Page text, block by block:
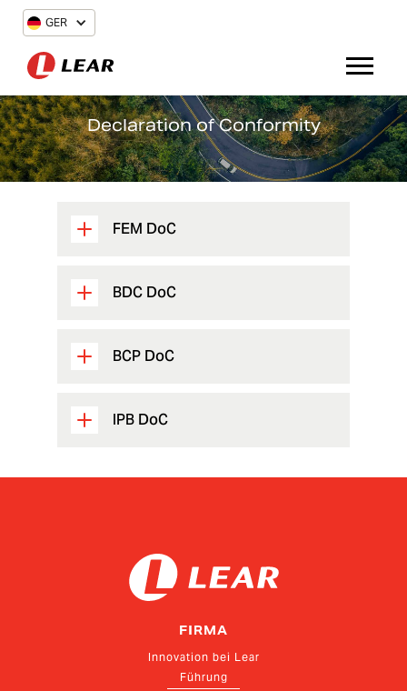
GER
Declaration of Conformity
FEM DoC
BDC DoC
BCP DoC
IPB DoC
FIRMA
Innovation bei Lear
Führung